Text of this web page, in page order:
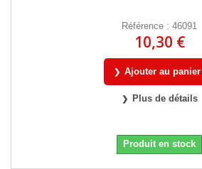
Référence : 46091
10,30 €
Ajouter au panier
Plus de détails
Produit en stock